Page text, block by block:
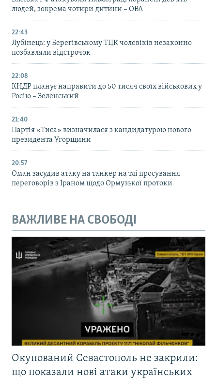
людей, зокрема чотири дитини – ОВА
22:43
Лубінець: у Берегівському ТЦК чоловіків незаконно
позбавляли відстрочок
22:08
КНДР планує направити до 50 тисяч своїх військових у
Росію – Зеленський
21:40
Партія «Тиса» визначилася з кандидатурою нового
президента Угорщини
20:57
Оман засудив атаку на танкер на тлі просування
переговорів з Іраном щодо Ормузької протоки
ВАЖЛИВЕ НА СВОБОДІ
Окупований Севастополь не закрили:
що показали нові атаки українських